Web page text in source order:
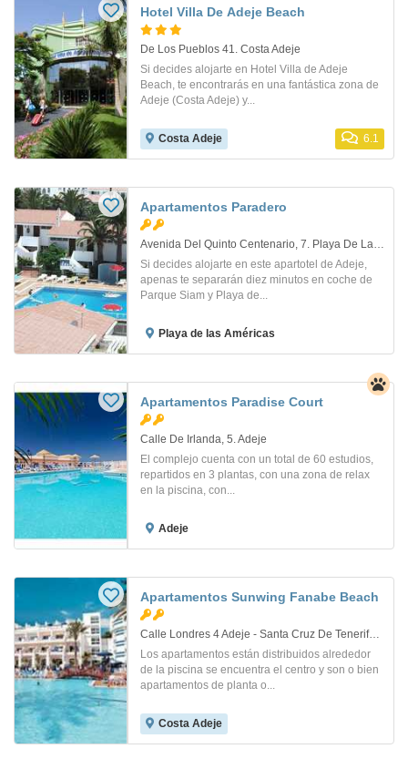
Hotel Villa De Adeje Beach
De Los Pueblos 41. Costa Adeje
Si decides alojarte en Hotel Villa de Adeje
Beach, te encontrarás en una fantástica zona de
Adeje (Costa Adeje) y...
Costa Adeje 6.1
Apartamentos Paradero
Avenida Del Quinto Centenario, 7. Playa De Las Americas
Si decides alojarte en este apartotel de Adeje,
apenas te separarán diez minutos en coche de
Parque Siam y Playa de...
Playa de las Américas
Apartamentos Paradise Court
Calle De Irlanda, 5. Adeje
El complejo cuenta con un total de 60 estudios,
repartidos en 3 plantas, con una zona de relax
en la piscina, con...
Adeje
Apartamentos Sunwing Fanabe Beach
Calle Londres 4 Adeje - Santa Cruz De Tenerife 38660 Playa De Fañabé Tenerife Spain. Tenerife
Los apartamentos están distribuidos alrededor
de la piscina se encuentra el centro y son o bien
apartamentos de planta o...
Costa Adeje